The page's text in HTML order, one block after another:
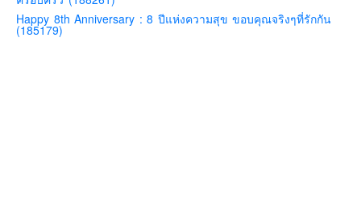
ฮอกไกโด
Happy 8th Anniversary : 8 ปีแห่งความสุข ขอบคุณจริงๆที่รักกัน
(185179)